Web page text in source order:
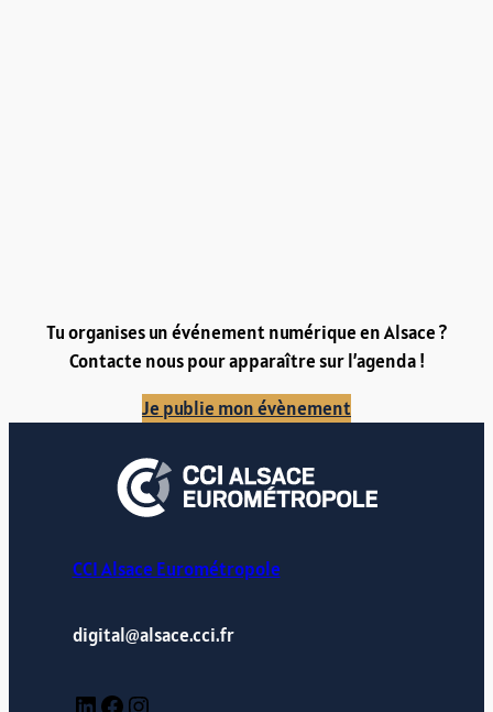
Tu organises un événement numérique en Alsace ?
Contacte nous pour apparaître sur l’agenda !
Je publie mon évènement
CCI Alsace Eurométropole
digital@alsace.cci.fr
LinkedIn Facebook Instagram